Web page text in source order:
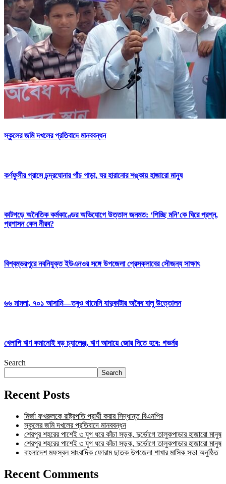
স্কুলের জমি দখলের প্রতিবাদে মানববন্ধন
কর্ণফুলীর গ্রাসে চন্দ্রঘোনার পাঁচ পাড়া, ঘর হারানোর শঙ্কায় হাজারো মানুষ
কাটগড়ে অনৈতিক কর্মকাণ্ডের অভিযোগে উত্তাল জনমত: ‘পিচ্ছি মনি’কে ঘিরে প্রশ্ন,
প্রশাসন কেন নীরব?
বিশ্বম্ভরপুরে নবনিযুক্ত ইউএনওর সঙ্গে উপজেলা প্রেসক্লাবের সৌজন্য সাক্ষাৎ
৬৬ মামলা, ৭০১ আসামি—তবুও থামেনি যাদুকাটার অবৈধ বালু উত্তোলন
খেলাপি ঋণ কমানোই বড় চ্যালেঞ্জ, ঋণ আদায়ে জোর দিতে হবে: গভর্নর
Search
Search
Recent Posts
মির্জা ফখরুলকে রাষ্ট্রপতি প্রার্থী করার সিদ্ধান্ত বিএনপির
স্কুলের জমি দখলের প্রতিবাদে মানববন্ধন
শেরপুর শহরের পাশেই ৩ যুগ ধরে কাঁচা সড়ক, দুর্ভোগে তালুকপাড়ার হাজারো মানুষ
শেরপুর শহরের পাশেই ৩ যুগ ধরে কাঁচা সড়ক, দুর্ভোগে তালুকপাড়ার হাজারো মানুষ
বাংলাদেশ মফস্বল সাংবাদিক ফোরাম ছাতক উপজেলা শাখার মাসিক সভা অনুষ্ঠিত
Recent Comments